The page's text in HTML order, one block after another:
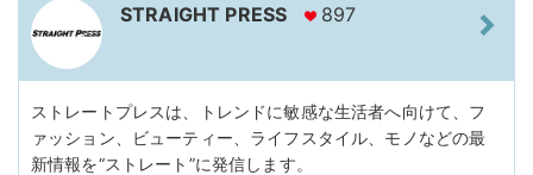
STRAIGHT PRESS 897
ストレートプレスは、トレンドに敏感な生活者へ向けて、フ
ァッション、ビューティー、ライフスタイル、モノなどの最
新情報を“ストレート”に発信します。